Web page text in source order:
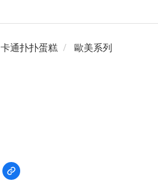
卡通扑扑蛋糕 歐美系列